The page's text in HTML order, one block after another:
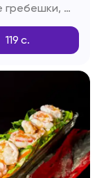
Морские гребешки, щучья икра, соус Понзу
119 с.